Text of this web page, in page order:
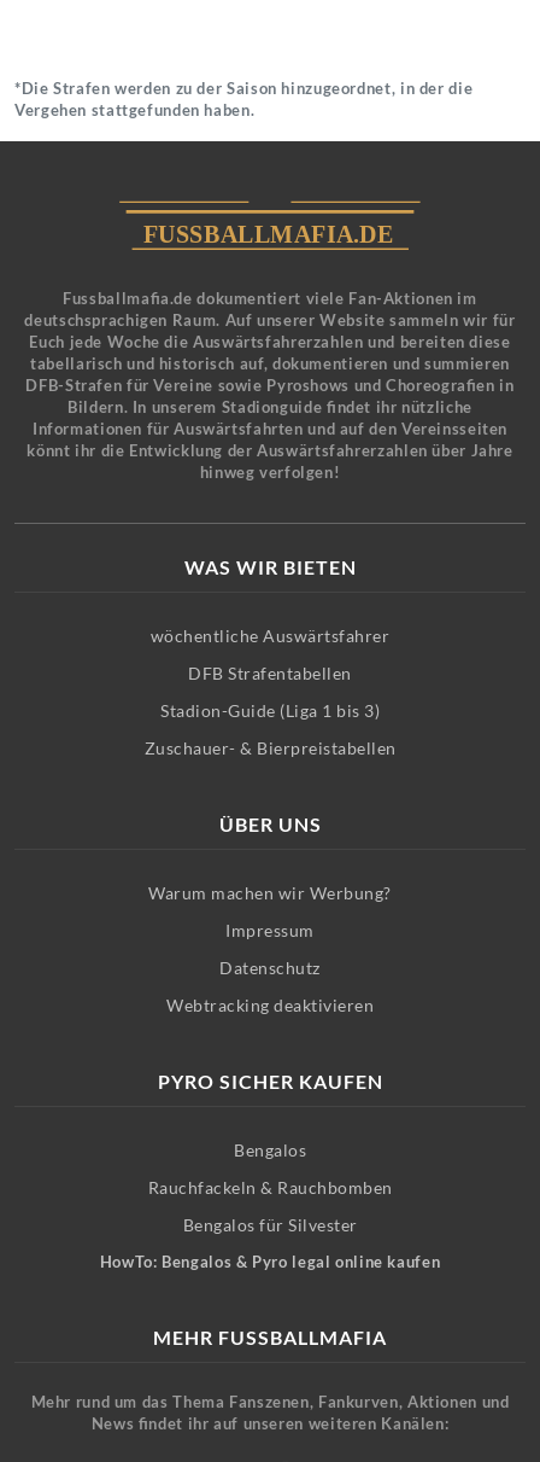
*Die Strafen werden zu der Saison hinzugeordnet, in der die
Vergehen stattgefunden haben.
Fussballmafia.de dokumentiert viele Fan-Aktionen im
deutschsprachigen Raum. Auf unserer Website sammeln wir für
Euch jede Woche die Auswärtsfahrerzahlen und bereiten diese
tabellarisch und historisch auf, dokumentieren und summieren
DFB-Strafen für Vereine sowie Pyroshows und Choreografien in
Bildern. In unserem Stadionguide findet ihr nützliche
Informationen für Auswärtsfahrten und auf den Vereinsseiten
könnt ihr die Entwicklung der Auswärtsfahrerzahlen über Jahre
hinweg verfolgen!
WAS WIR BIETEN
wöchentliche Auswärtsfahrer
DFB Strafentabellen
Stadion-Guide (Liga 1 bis 3)
Zuschauer- & Bierpreistabellen
ÜBER UNS
Warum machen wir Werbung?
Impressum
Datenschutz
Webtracking deaktivieren
PYRO SICHER KAUFEN
Bengalos
Rauchfackeln & Rauchbomben
Bengalos für Silvester
HowTo: Bengalos & Pyro legal online kaufen
MEHR FUSSBALLMAFIA
Mehr rund um das Thema Fanszenen, Fankurven, Aktionen und
News findet ihr auf unseren weiteren Kanälen: